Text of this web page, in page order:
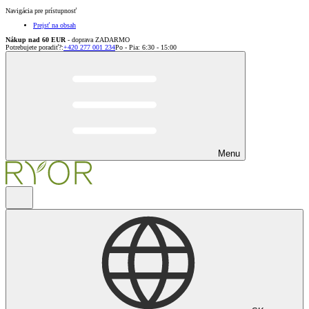
Navigácia pre prístupnosť
Prejsť na obsah
Nákup nad 60 EUR - doprava ZADARMO
Potrebujete poradiť?:+420 277 001 234Po - Pia: 6:30 - 15:00
Menu